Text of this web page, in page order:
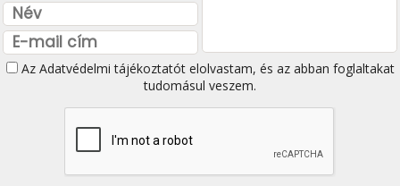
Az Adatvédelmi tájékoztatótelolvastam, és az abban foglaltakat
tudomásul veszem.